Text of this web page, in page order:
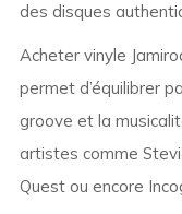
des disques
Acheter vinyle
permet d’équilibrer
groove et la
artistes comme
Quest ou encore